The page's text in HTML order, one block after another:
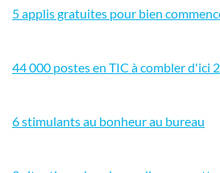
5 applis gratuites pour bien
44 000 postes en TIC à combler d'ici
6 stimulants au bonheur au bureau